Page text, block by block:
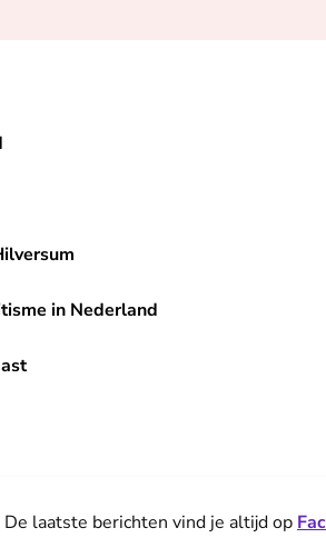
in Nederland
laatste berichten vind je altijd op